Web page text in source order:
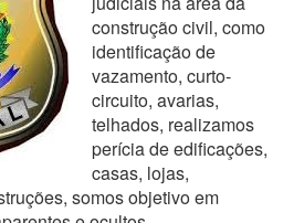
construção civil, como
identificação de
vazamento, curto-
circuito, avarias,
telhados, realizamos
perícia de edificações,
casas, lojas,
somos objetivo em